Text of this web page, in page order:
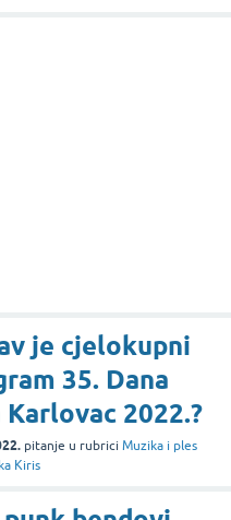
je cjelokupni
35. Dana
Karlovac 2022.?
pitanje u rubrici Muzika i ples
Kiris